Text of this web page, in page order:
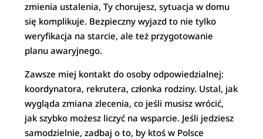
zmienia ustalenia, Ty chorujesz, sytuacja w domu
się komplikuje. Bezpieczny wyjazd to nie tylko
weryfikacja na starcie, ale też przygotowanie
planu awaryjnego.
Zawsze miej kontakt do osoby odpowiedzialnej:
koordynatora, rekrutera, członka rodziny. Ustal, jak
wygląda zmiana zlecenia, co jeśli musisz wrócić,
jak szybko możesz liczyć na wsparcie. Jeśli jedziesz
samodzielnie, zadbaj o to, by ktoś w Polsce